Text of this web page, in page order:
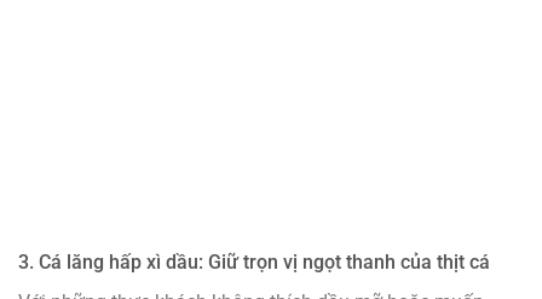
3. Cá lăng hấp xì dầu: Giữ trọn vị ngọt thanh của thịt cá